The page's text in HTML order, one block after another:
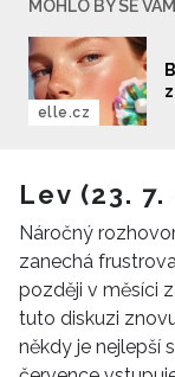
MOHLO BY SE
elle.cz
Lev (23. 7.
Náročný
zanechá
později v měsíci
tuto diskuzi
někdy je nejlepší